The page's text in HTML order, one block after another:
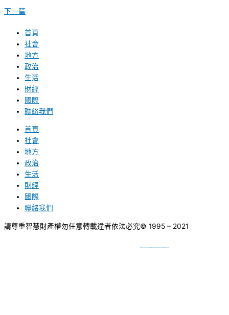
下一篇
首頁
社會
地方
政治
生活
財經
國際
聯絡我們
首頁
社會
地方
政治
生活
財經
國際
聯絡我們
請尊重智慧財產權勿任意轉載違者依法必究© 1995 – 2021